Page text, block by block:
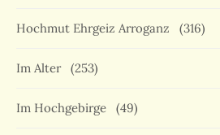
Hochmut Ehrgeiz Arroganz (316)
Im Alter (253)
Im Hochgebirge (49)